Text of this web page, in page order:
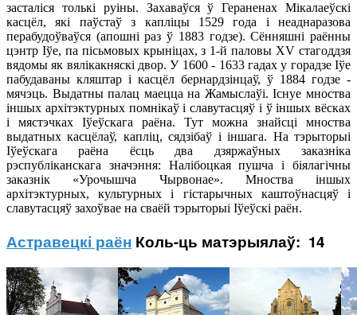
засталіся толькі руіны. Захаваўся ў Гераненах Мікалаеўскі
касцёл, які паўстаў з капліцы 1529 года і неаднаразова
перабудоўваўся (апошні раз ў 1883 годзе). Сённяшні раённы
цэнтр Іўе, па пісьмовых крыніцах, з 1-й паловы XV стагоддзя
вядомы як вялікакняскі двор. У 1600 - 1633 гадах у горадзе Іўе
пабудаваны кляштар і касцёл бернардзінцаў, ў 1884 годзе -
мячэць. Выдатны палац маецца на Жамыслаўі. Існуе мноства
іншых архітэктурных помнікаў і славутасцяў і ў іншых вёсках
і мястэчках Іўеўскага раёна. Тут можна знайсці мноства
выдатных касцёлаў, капліц, сядзібаў і іншага. На тэрыторыі
Іўеўскага раёна ёсць два дзяржаўных заказніка
рэспубліканскага значэння: Налібоцкая пушча і біялагічны
заказнік «Урочышча Чырвонае». Мноства іншых
архітэктурных, культурных і гістарычных каштоўнасцяў і
славутасцяў захоўвае на сваёй тэрыторыі Іўеўскі раён.
Астравецкі раён Коль-ць матэрыялаў: 14